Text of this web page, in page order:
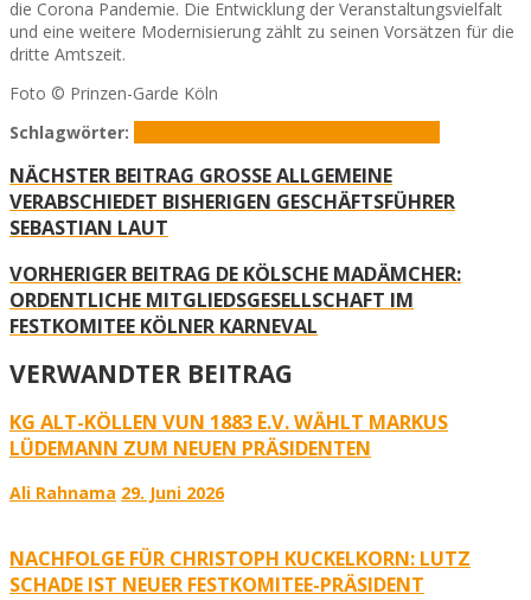
die Corona Pandemie. Die Entwicklung der Veranstaltungsvielfalt
und eine weitere Modernisierung zählt zu seinen Vorsätzen für die
dritte Amtszeit.
Foto © Prinzen-Garde Köln
Schlagwörter:
NÄCHSTER BEITRAG GROSSE ALLGEMEINE V
ERABSCHIEDET BISHERIGEN GESCHÄFTSFÜHRER S
EBASTIAN LAUT
VORHERIGER BEITRAG DE KÖLSCHE MADÄMCHER:
ORDENTLICHE MITGLIEDSGESELLSCHAFT IM
FESTKOMITEE KÖLNER KARNEVAL
VERWANDTER BEITRAG
KG ALT-KÖLLEN VUN 1883 E.V. WÄHLT MARKUS
LÜDEMANN ZUM NEUEN PRÄSIDENTEN
Ali Rahnama 29. Juni 2026
NACHFOLGE FÜR CHRISTOPH KUCKELKORN: LUTZ
SCHADE IST NEUER FESTKOMITEE-PRÄSIDENT